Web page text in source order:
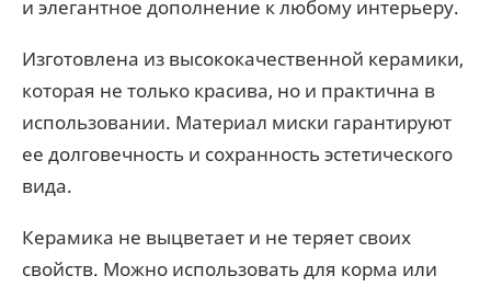
и элегантное дополнение к любому интерьеру.
Изготовлена из высококачественной керамики,
которая не только красива, но и практична в
использовании. Материал миски гарантируют
ее долговечность и сохранность эстетического
вида.
Керамика не выцветает и не теряет своих
свойств. Можно использовать для корма или